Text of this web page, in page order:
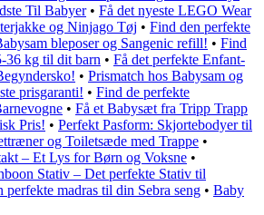
Til Babyer• Få det nyeste LEGO Wear
og Ninjago Tøj • Find den perfekte
bleposer og Sangenic refill! • Find
36 kg til dit barn • Få det perfekte Enfant-
• Prismatch hos Babysam og
prisgaranti! • Find de perfekte
• Få et Babysæt fra Tripp Trapp
Pris! • Perfekt Pasform: Skjortebodyer til
og Toiletsæde med Trappe •
– Et Lys for Børn og Voksne •
Stativ – Det perfekte Stativ til
perfekte madras til din Sebra seng • Baby